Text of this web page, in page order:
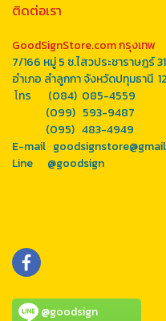
ติดต่อเรา
GoodSignStore.com กรุงเทพ
7/166 หมู่ 5 ซ.ไสวประชาราษฎร์
อำเภอ ลำลูกกา จังหวัดปทุมธานี
โทร (084) 085-4559
(099) 593-9487
(095) 483-4949
E-mail
Line @goodsign
@goodsign